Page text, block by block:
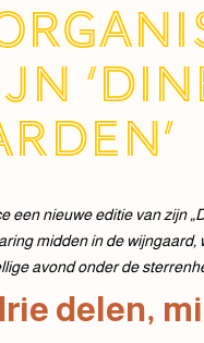
een nieuwe editie van zijn
midden in de wijngaard,
avond onder de
delen,